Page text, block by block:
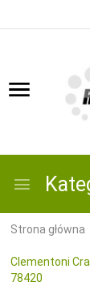
Strona główna
Clementoni
78420